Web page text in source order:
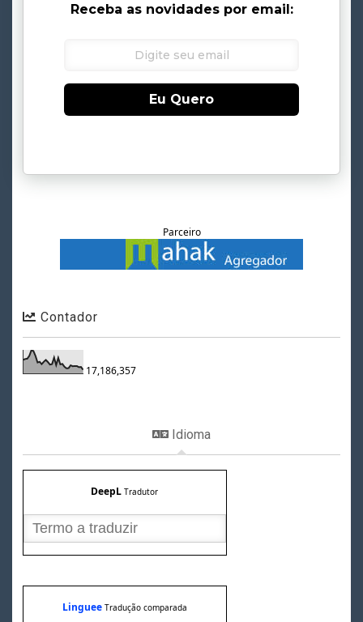
Receba as novidades por email:
Eu Quero
Parceiro
Contador
17,186,357
Idioma
DeepL Tradutor
Linguee Tradução comparada